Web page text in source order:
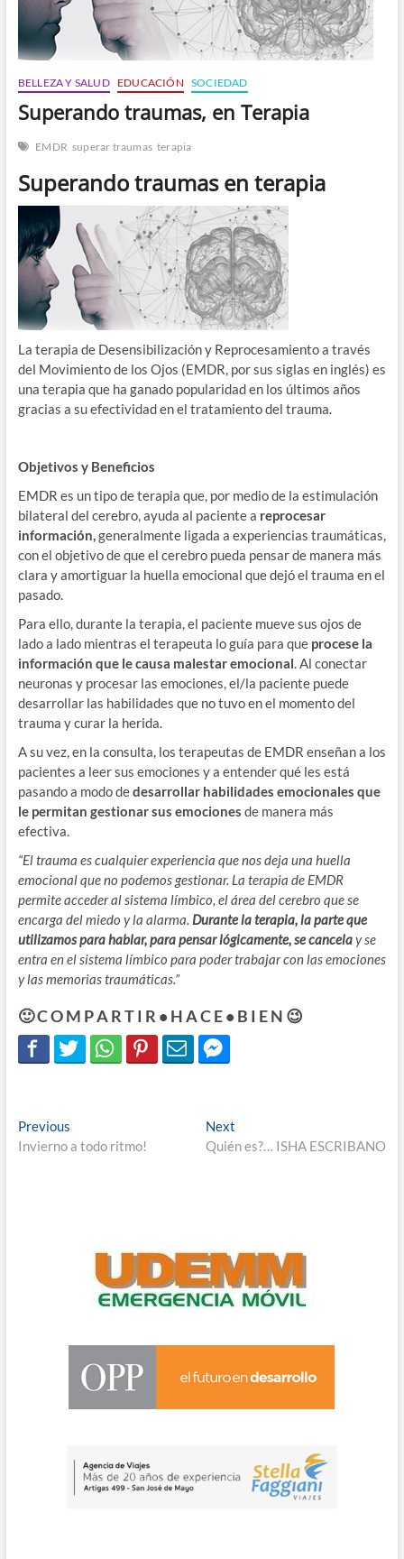
n
BELLEZA Y SALUD EDUCACIÓN SOCIEDAD
Superando traumas, en Terapia
EMDR superar traumas terapia
Superando traumas en terapia
La terapia de Desensibilización y Reprocesamiento a través
del Movimiento de los Ojos (EMDR, por sus siglas en inglés) es
una terapia que ha ganado popularidad en los últimos años
gracias a su efectividad en el tratamiento del trauma.
Objetivos y Beneficios
EMDR es un tipo de terapia que, por medio de la estimulación
bilateral del cerebro, ayuda al paciente a reprocesar
información,generalmente ligada a experiencias traumáticas,
con el objetivo de que el cerebro pueda pensar de manera más
clara y amortiguar la huella emocional que dejó el trauma en el
pasado.
Para ello, durante la terapia, el paciente mueve sus ojos de
lado a lado mientras el terapeuta lo guía para que procese la
información que le causa malestar emocional. Al conectar
neuronas y procesar las emociones, el/la paciente puede
desarrollar las habilidades que no tuvo en el momento del
trauma y curar la herida.
A su vez, en la consulta, los terapeutas de EMDR enseñan a los
pacientes a leer sus emociones y a entender qué les está
pasando a modo dedesarrollar habilidades emocionales que
le permitan gestionar sus emociones de manera más
efectiva.
“El trauma es cualquier experiencia que nos deja una huella
emocional que no podemos gestionar. La terapia de EMDR
permite acceder al sistema límbico, el área del cerebro que se
encarga del miedo y la alarma. Durante la terapia, la parte que
utilizamos para hablar, para pensar lógicamente, se cancelay se
entra en el sistema límbico para poder trabajar con las emociones
y las memorias traumáticas.”
🙂 C O M P A R T I R • H A C E • B I E N 😉
Navegación
de
PreviousPrevious
post:
Invierno a todo ritmo!
Next
post:
Quién es?… ISHA ESCRIBANO